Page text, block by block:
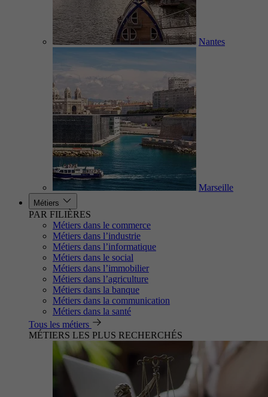
Nantes
Marseille
Métiers
PAR FILIÈRES
Métiers dans le commerce
Métiers dans l’industrie
Métiers dans l’informatique
Métiers dans le social
Métiers dans l’immobilier
Métiers dans l’agriculture
Métiers dans la banque
Métiers dans la communication
Métiers dans la santé
Tous les métiers
MÉTIERS LES PLUS RECHERCHÉS